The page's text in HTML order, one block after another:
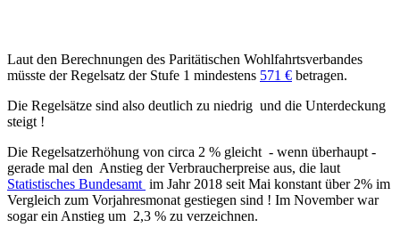
Laut den Berechnungen des Paritätischen Wohlfahrtsverbandes
müsste der Regelsatz der Stufe 1 mindestens 571 € betragen.
Die Regelsätze sind also deutlich zu niedrig und die Unterdeckung
steigt !
Die Regelsatzerhöhung von circa 2 % gleicht - wenn überhaupt -
gerade mal den Anstieg der Verbraucherpreise aus, die laut
Statistisches Bundesamt im Jahr 2018 seit Mai konstant über 2% im
Vergleich zum Vorjahresmonat gestiegen sind ! Im November war
sogar ein Anstieg um 2,3 % zu verzeichnen.